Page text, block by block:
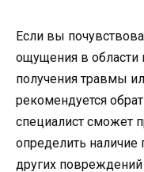
Если вы
ощущения в области
получения травмы
рекомендуется
специалист сможет
определить
других